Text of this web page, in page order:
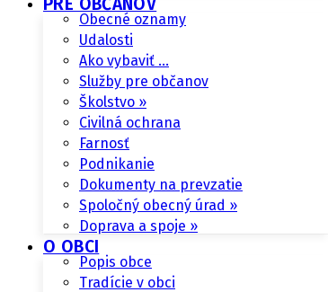
Obecné oznamy
Udalosti
Ako vybaviť …
Služby pre občanov
Školstvo »
Civilná ochrana
Farnosť
Podnikanie
Dokumenty na prevzatie
Spoločný obecný úrad »
Doprava a spoje »
O OBCI
Popis obce
Tradície v obci